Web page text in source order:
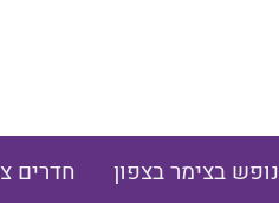
נופש בצימר בצפון חדרים